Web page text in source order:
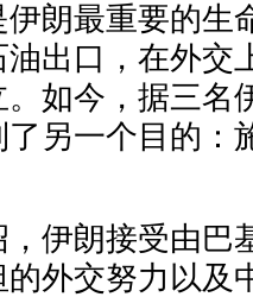
朗最重要的生
出口，在外交
如今，据三名
另一个目的：
伊朗接受由巴
外交努力以及